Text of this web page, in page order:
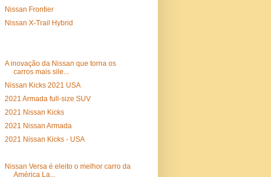
Nissan Frontier
Nissan X-Trail Hybrid
A inovação da Nissan que torna os
carros mais sile...
Nissan Kicks 2021 USA
2021 Armada full-size SUV
2021 Nissan Kicks
2021 Nissan Armada
2021 Nissan Kicks - USA
Nissan Versa é eleito o melhor carro da
América La...